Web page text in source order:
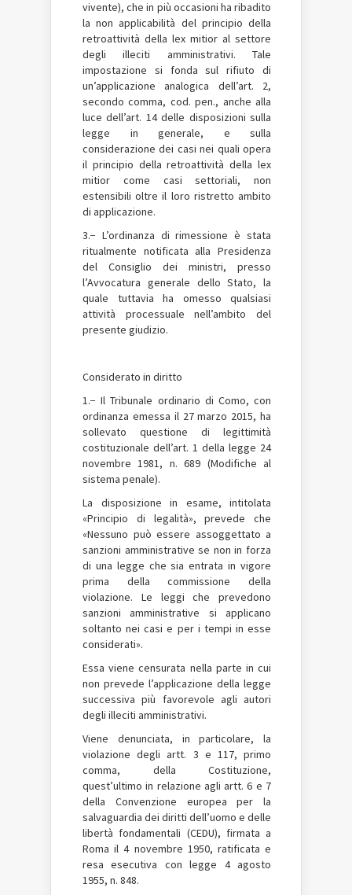
vivente), che in più occasioni ha ribadito
la non applicabilità del principio della
retroattività della lex mitior al settore
degli illeciti amministrativi. Tale
impostazione si fonda sul rifiuto di
un’applicazione analogica dell’art. 2,
secondo comma, cod. pen., anche alla
luce dell’art. 14 delle disposizioni sulla
legge in generale, e sulla
considerazione dei casi nei quali opera
il principio della retroattività della lex
mitior come casi settoriali, non
estensibili oltre il loro ristretto ambito
di applicazione.
3.− L’ordinanza di rimessione è stata
ritualmente notificata alla Presidenza
del Consiglio dei ministri, presso
l’Avvocatura generale dello Stato, la
quale tuttavia ha omesso qualsiasi
attività processuale nell’ambito del
presente giudizio.
Considerato in diritto
1.− Il Tribunale ordinario di Como, con
ordinanza emessa il 27 marzo 2015, ha
sollevato questione di legittimità
costituzionale dell’art. 1 della legge 24
novembre 1981, n. 689 (Modifiche al
sistema penale).
La disposizione in esame, intitolata
«Principio di legalità», prevede che
«Nessuno può essere assoggettato a
sanzioni amministrative se non in forza
di una legge che sia entrata in vigore
prima della commissione della
violazione. Le leggi che prevedono
sanzioni amministrative si applicano
soltanto nei casi e per i tempi in esse
considerati».
Essa viene censurata nella parte in cui
non prevede l’applicazione della legge
successiva più favorevole agli autori
degli illeciti amministrativi.
Viene denunciata, in particolare, la
violazione degli artt. 3 e 117, primo
comma, della Costituzione,
quest’ultimo in relazione agli artt. 6 e 7
della Convenzione europea per la
salvaguardia dei diritti dell’uomo e delle
libertà fondamentali (CEDU), firmata a
Roma il 4 novembre 1950, ratificata e
resa esecutiva con legge 4 agosto
1955, n. 848.